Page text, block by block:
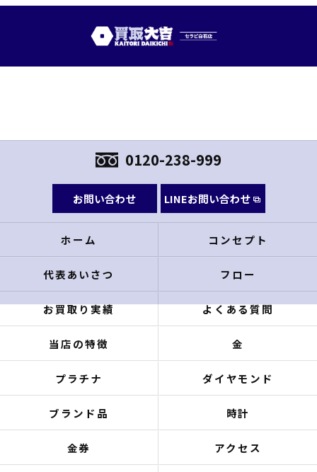
0120-238-999
お問い合わせ LINEお問い合わせ
ホーム コンセプト
代表あいさつ フロー
お買取り実績 よくある質問
当店の特徴 金
プラチナ ダイヤモンド
ブランド品 時計
金券 アクセス